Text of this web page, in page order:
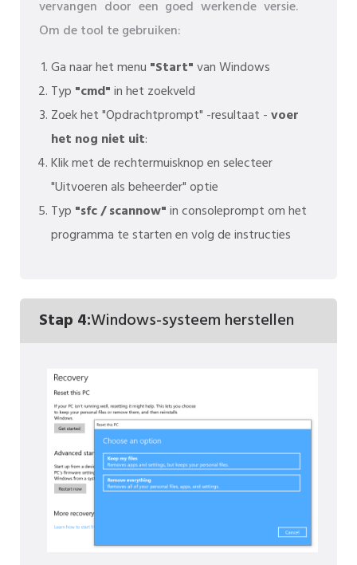
vervangen door een goed werkende versie.
Om de tool te gebruiken:
Ga naar het menu "Start"van Windows
Typ "cmd"in het zoekveld
Zoek het "Opdrachtprompt" -resultaat -voer
het nog niet uit:
Klik met de rechtermuisknop en selecteer
"Uitvoeren als beheerder" optie
Typ "sfc / scannow"in consoleprompt om het
programma te starten en volg de instructies
Stap 4:Windows-systeem herstellen